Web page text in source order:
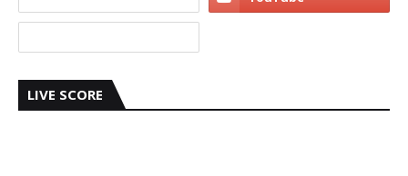
LIVE SCORE